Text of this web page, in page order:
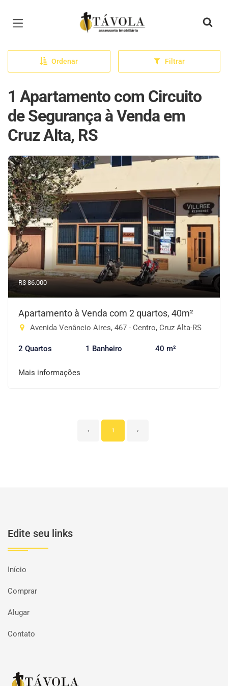
Página inicial
Ordenar Filtrar
1 Apartamento com Circuito
de Segurança à Venda em
Cruz Alta, RS
R$ 86.000
Apartamento à Venda com 2 quartos, 40m²
Avenida Venâncio Aires, 467 - Centro, Cruz Alta-RS
2 Quartos 1 Banheiro 40 m²
Mais informações
‹ 1 ›
Edite seu links
Início
Comprar
Alugar
Contato
Página inicial